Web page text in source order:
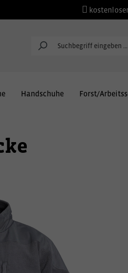
Handschuhe Forst/